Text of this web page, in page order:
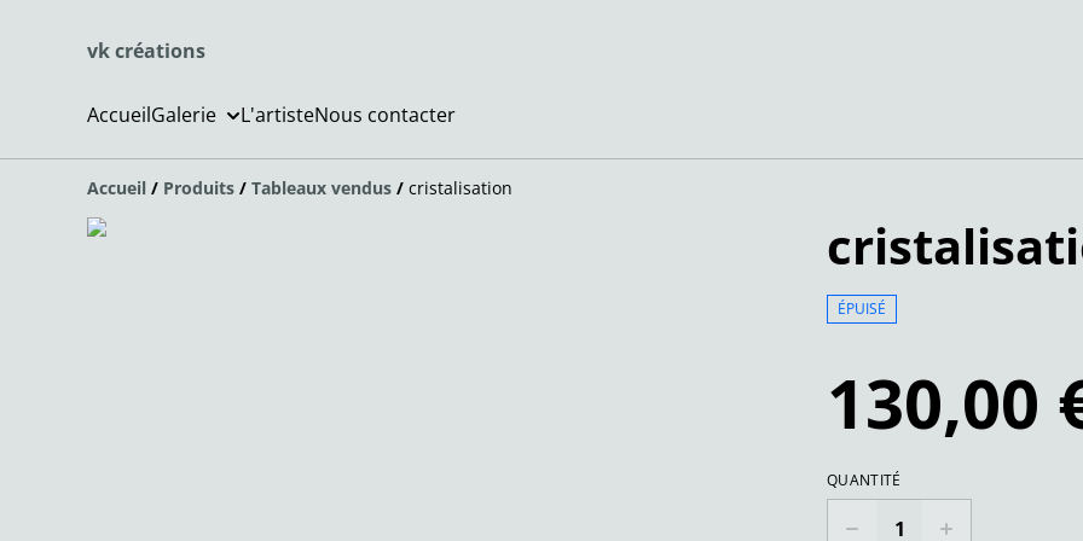
vk créations
AccueilGalerie L'artisteNous contacter
Accueil / Produits / Tableaux vendus / cristalisation
ÉPUISÉ
130,00
QUANTITÉ